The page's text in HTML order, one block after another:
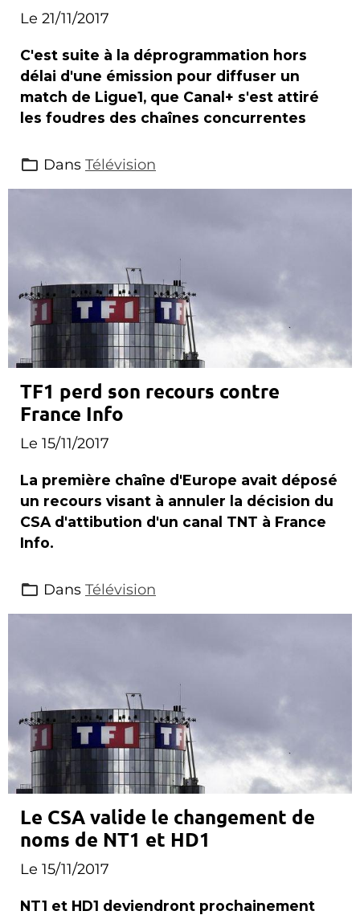
Canal+
Le 21/11/2017
C'est suite à la déprogrammation hors
délai d'une émission pour diffuser un
match de Ligue1, que Canal+ s'est attiré
les foudres des chaînes concurrentes
Dans Télévision
TF1 perd son recours contre
France Info
Le 15/11/2017
La première chaîne d'Europe avait déposé
un recours visant à annuler la décision du
CSA d'attibution d'un canal TNT à France
Info.
Dans Télévision
Le CSA valide le changement de
noms de NT1 et HD1
Le 15/11/2017
NT1 et HD1 deviendront prochainement